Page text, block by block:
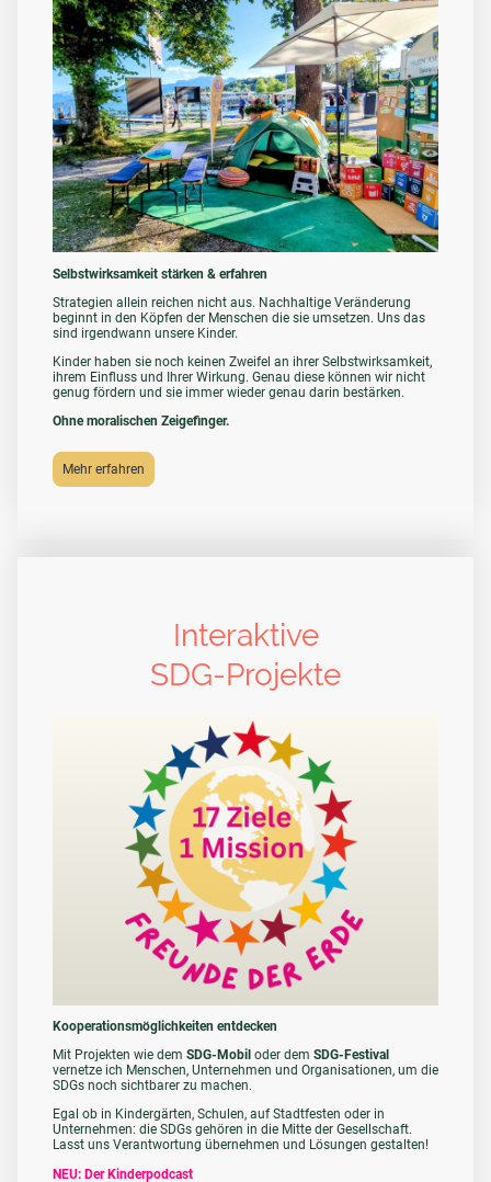
Selbstwirksamkeit stärken & erfahren
Strategien allein reichen nicht aus. Nachhaltige Veränderung
beginnt in den Köpfen der Menschen die sie umsetzen. Uns das
sind irgendwann unsere Kinder.
Kinder haben sie noch keinen Zweifel an ihrer Selbstwirksamkeit,
ihrem Einfluss und Ihrer Wirkung. Genau diese können wir nicht
genug fördern und sie immer wieder genau darin bestärken.
Ohne moralischen Zeigefinger.
Mehr erfahren
Interaktive
SDG-Projekte
Kooperationsmöglichkeiten entdecken
Mit Projekten wie dem SDG-Mobil oder dem SDG-Festival
vernetze ich Menschen, Unternehmen und Organisationen, um die
SDGs noch sichtbarer zu machen.
Egal ob in Kindergärten, Schulen, auf Stadtfesten oder in
Unternehmen: die SDGs gehören in die Mitte der Gesellschaft.
Lasst uns Verantwortung übernehmen und Lösungen gestalten!
NEU: Der Kinderpodcast